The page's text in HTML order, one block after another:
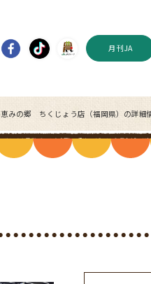
月刊JA
みの郷 ちくじょう店（福岡県）の詳細